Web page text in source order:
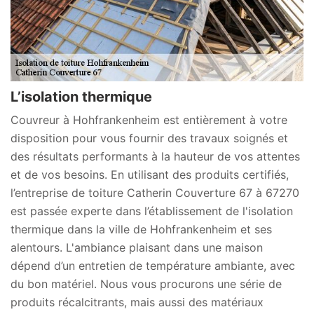
L’isolation thermique
Couvreur à Hohfrankenheim est entièrement à votre
disposition pour vous fournir des travaux soignés et
des résultats performants à la hauteur de vos attentes
et de vos besoins. En utilisant des produits certifiés,
l’entreprise de toiture Catherin Couverture 67 à 67270
est passée experte dans l’établissement de l'isolation
thermique dans la ville de Hohfrankenheim et ses
alentours. L'ambiance plaisant dans une maison
dépend d’un entretien de température ambiante, avec
du bon matériel. Nous vous procurons une série de
produits récalcitrants, mais aussi des matériaux